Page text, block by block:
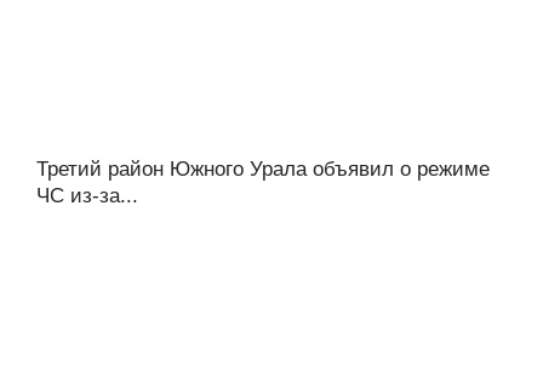
Третий район Южного Урала объявил о режиме
ЧС из-за...